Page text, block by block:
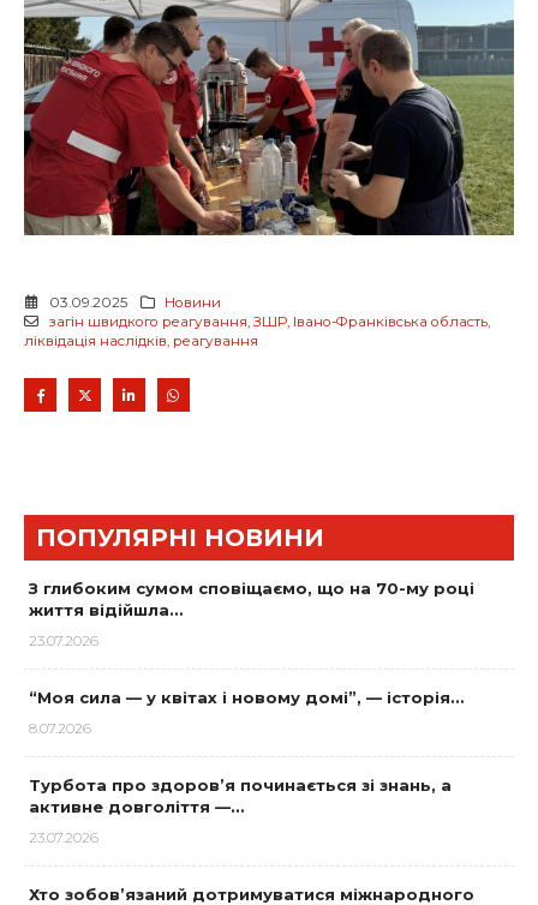
03.09.2025
Новини
загін швидкого реагування, ЗШР, Івано-Франківська область,
ліквідація наслідків, реагування
ПОПУЛЯРНІ НОВИНИ
З глибоким сумом сповіщаємо, що на 70-му році
життя відійшла…
23.07.2026
“Моя сила — у квітах і новому домі”, — історія…
8.07.2026
Турбота про здоров’я починається зі знань, а
активне довголіття —…
23.07.2026
Хто зобов’язаний дотримуватися міжнародного